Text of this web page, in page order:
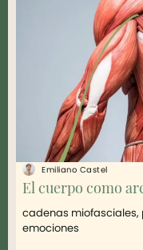
Emiliano Castel
El cuerpo como
cadenas miofasciales,
emociones